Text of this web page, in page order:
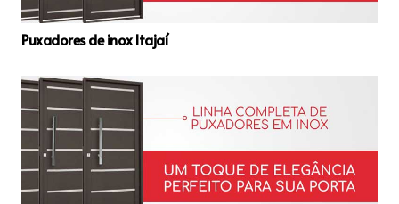
Puxadores de inox Itajaí